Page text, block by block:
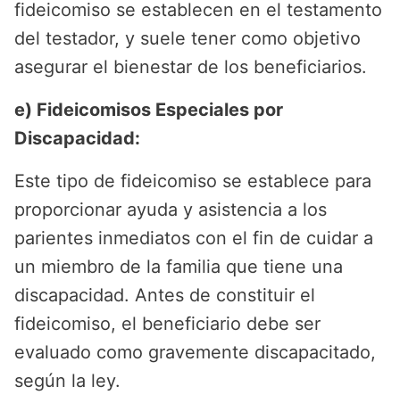
fideicomiso se establecen en el testamento
del testador, y suele tener como objetivo
asegurar el bienestar de los beneficiarios.
e) Fideicomisos Especiales por
Discapacidad:
Este tipo de fideicomiso se establece para
proporcionar ayuda y asistencia a los
parientes inmediatos con el fin de cuidar a
un miembro de la familia que tiene una
discapacidad. Antes de constituir el
fideicomiso, el beneficiario debe ser
evaluado como gravemente discapacitado,
según la ley.